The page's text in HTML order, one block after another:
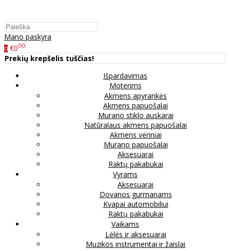
Mano paskyra
0 €000
Prekių krepšelis tuščias!
Išpardavimas
Moterims
Akmens apyrankės
Akmens papuošalai
Murano stiklo auskarai
Natūralaus akmens papuošalai
Akmens vėriniai
Murano papuošalai
Aksesuarai
Raktų pakabukai
Vyrams
Aksesuarai
Dovanos gurmanams
Kvapai automobiliui
Raktų pakabukai
Vaikams
Lėlės ir aksesuarai
Muzikos instrumentai ir žaislai